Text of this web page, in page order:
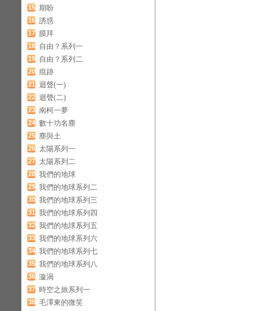
15 期盼
16 誘惑
17 膜拜
18 自由？系列一
19 自由？系列二
20 痕跡
21 迴聲(一)
22 迴聲(二)
23 南柯一夢
24 數十功名塵
25 塵與土
26 太陽系列一
27 太陽系列二
28 我們的地球
29 我們的地球系列二
30 我們的地球系列三
31 我們的地球系列四
32 我們的地球系列五
33 我們的地球系列六
34 我們的地球系列七
35 我們的地球系列八
36 漩渦
37 時空之旅系列一
38 毛澤東的微笑